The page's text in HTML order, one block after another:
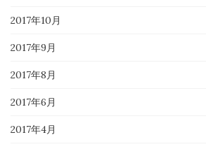
2017年10月
2017年9月
2017年8月
2017年6月
2017年4月